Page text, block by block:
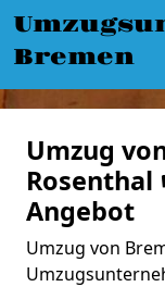
Bremen
Umzug
Rosenthal
Angebot
Umzug von